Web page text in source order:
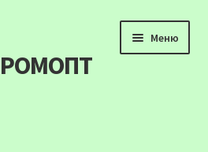
Меню